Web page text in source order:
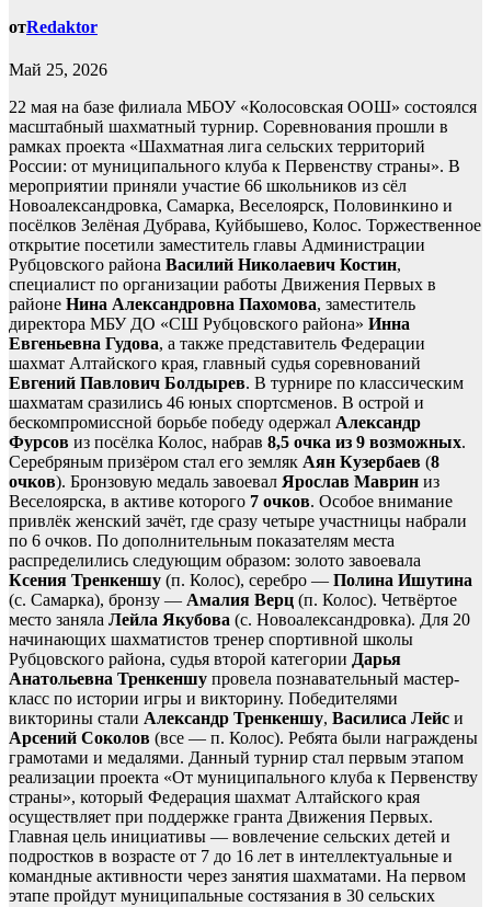
отRedaktor
Май 25, 2026
22 мая на базе филиала МБОУ «Колосовская ООШ» состоялся
масштабный шахматный турнир. Соревнования прошли в
рамках проекта «Шахматная лига сельских территорий
России: от муниципального клуба к Первенству страны». В
мероприятии приняли участие 66 школьников из сёл
Новоалександровка, Самарка, Веселоярск, Половинкино и
посёлков Зелёная Дубрава, Куйбышево, Колос. Торжественное
открытие посетили заместитель главы Администрации
Рубцовского района Василий Николаевич Костин,
специалист по организации работы Движения Первых в
районе Нина Александровна Пахомова, заместитель
директора МБУ ДО «СШ Рубцовского района» Инна
Евгеньевна Гудова, а также представитель Федерации
шахмат Алтайского края, главный судья соревнований
Евгений Павлович Болдырев. В турнире по классическим
шахматам сразились 46 юных спортсменов. В острой и
бескомпромиссной борьбе победу одержал Александр
Фурсов из посёлка Колос, набрав 8,5 очка из 9 возможных.
Серебряным призёром стал его земляк Аян Кузербаев (8
очков). Бронзовую медаль завоевал Ярослав Маврин из
Веселоярска, в активе которого 7 очков. Особое внимание
привлёк женский зачёт, где сразу четыре участницы набрали
по 6 очков. По дополнительным показателям места
распределились следующим образом: золото завоевала
Ксения Тренкеншу (п. Колос), серебро — Полина Ишутина
(с. Самарка), бронзу — Амалия Верц (п. Колос). Четвёртое
место заняла Лейла Якубова (с. Новоалександровка). Для 20
начинающих шахматистов тренер спортивной школы
Рубцовского района, судья второй категории Дарья
Анатольевна Тренкеншу провела познавательный мастер-
класс по истории игры и викторину. Победителями
викторины стали Александр Тренкеншу, Василиса Лейс и
Арсений Соколов (все — п. Колос). Ребята были награждены
грамотами и медалями. Данный турнир стал первым этапом
реализации проекта «От муниципального клуба к Первенству
страны», который Федерация шахмат Алтайского края
осуществляет при поддержке гранта Движения Первых.
Главная цель инициативы — вовлечение сельских детей и
подростков в возрасте от 7 до 16 лет в интеллектуальные и
командные активности через занятия шахматами. На первом
этапе пройдут муниципальные состязания в 30 сельских